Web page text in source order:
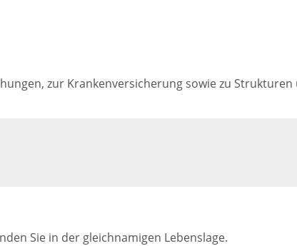
zur Krankenversicherung sowie zu
Sie in der gleichnamigen Lebenslage.